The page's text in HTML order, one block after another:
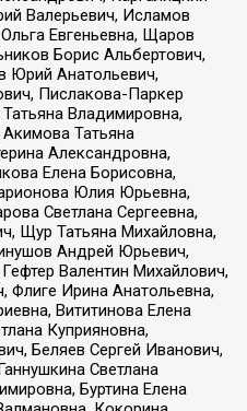
Валерьевич, Исламов
Евгеньевна, Щаров
Борис Альбертович,
Юрий Анатольевич,
Пислакова-Паркер
Владимировна,
Татьяна
Александровна,
Елена Борисовна,
Юлия Юрьевна,
Светлана Сергеевна,
Щур Татьяна Михайловна,
Андрей Юрьевич,
Валентин Михайлович,
Флиге Ирина Анатольевна,
Вититинова Елена
Куприяновна,
Беляев Сергей Иванович,
Светлана
Буртина Елена